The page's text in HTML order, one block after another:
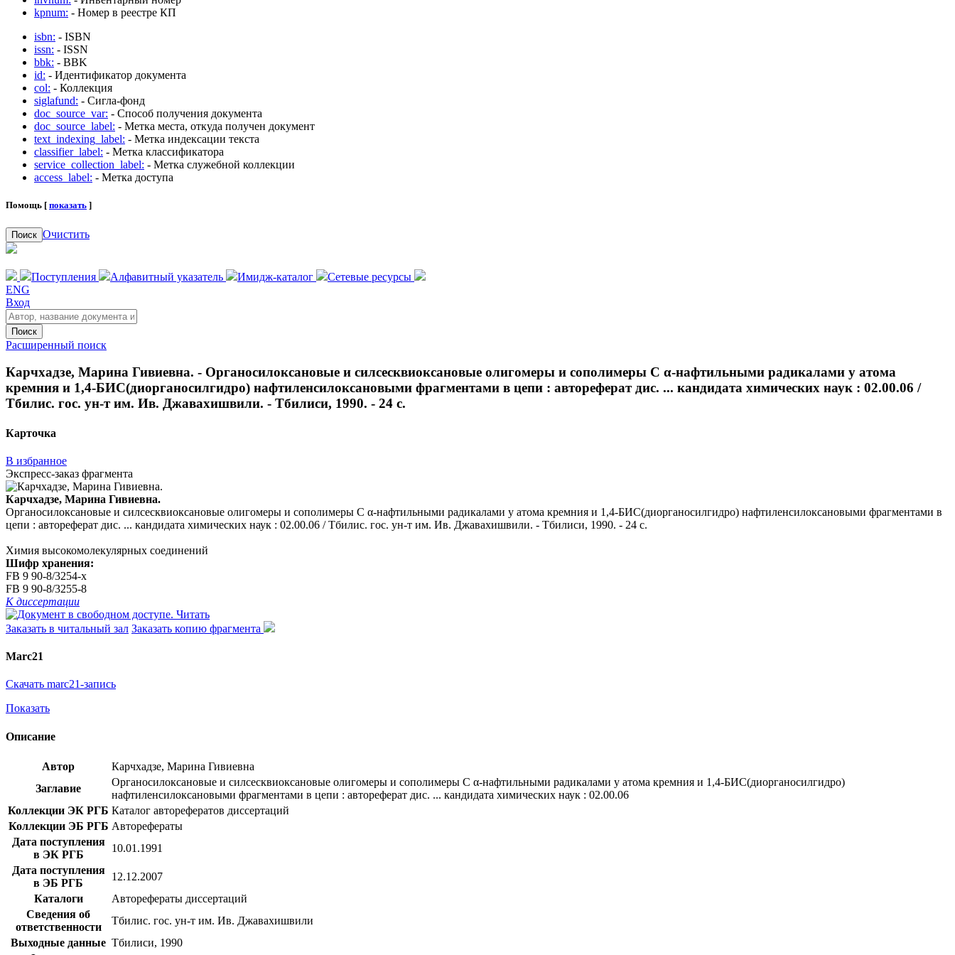
kpnum: - Номер в реестре КП
isbn: - ISBN
issn: - ISSN
bbk: - BBK
id: - Идентификатор документа
col: - Коллекция
siglafund: - Сигла-фонд
doc_source_var: - Способ получения документа
doc_source_label: - Метка места, откуда получен документ
text_indexing_label: - Метка индексации текста
classifier_label: - Метка классификатора
service_collection_label: - Метка служебной коллекции
access_label: - Метка доступа
Помощь [ показать ]
Поиск Очистить
Поступления Алфавитный указатель Имидж-каталог
Сетевые ресурсы
ENG
Вход
Поиск
Расширенный поиск
Карчхадзе, Марина Гивиевна. - Органосилоксановые и силсесквиоксановые олигомеры и сополимеры С α-нафтильными радикалами у атома
кремния и 1,4-БИС(диорганосилгидро) нафтиленсилоксановыми фрагментами в цепи : автореферат дис. ... кандидата химических наук : 02.00.06 /
Тбилис. гос. ун-т им. Ив. Джавахишвили. - Тбилиси, 1990. - 24 с.
Карточка
В избранное
Экспресс-заказ фрагмента
Карчхадзе, Марина Гивиевна.
Органосилоксановые и силсесквиоксановые олигомеры и сополимеры С α-нафтильными радикалами у атома кремния и 1,4-БИС(диорганосилгидро) нафтиленсилоксановыми фрагментами в
цепи : автореферат дис. ... кандидата химических наук : 02.00.06 / Тбилис. гос. ун-т им. Ив. Джавахишвили. - Тбилиси, 1990. - 24 с.
Химия высокомолекулярных соединений
Шифр хранения:
FB 9 90-8/3254-x
FB 9 90-8/3255-8
К диссертации
Читать
Заказать в читальный зал Заказать копию фрагмента
Marc21
Скачать marc21-запись
Показать
Описание
Автор
Карчхадзе, Марина Гивиевна
Заглавие
Органосилоксановые и силсесквиоксановые олигомеры и сополимеры С α-нафтильными радикалами у атома кремния и 1,4-БИС(диорганосилгидро)
нафтиленсилоксановыми фрагментами в цепи : автореферат дис. ... кандидата химических наук : 02.00.06
Коллекции ЭК РГБ Каталог авторефератов диссертаций
Коллекции ЭБ РГБ Авторефераты
Дата поступления
в ЭК РГБ
10.01.1991
Дата поступления
в ЭБ РГБ
12.12.2007
Каталоги
Авторефераты диссертаций
Сведения об
ответственности
Тбилис. гос. ун-т им. Ив. Джавахишвили
Выходные данные Тбилиси, 1990